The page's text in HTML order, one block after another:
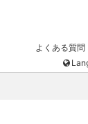
よくある質問